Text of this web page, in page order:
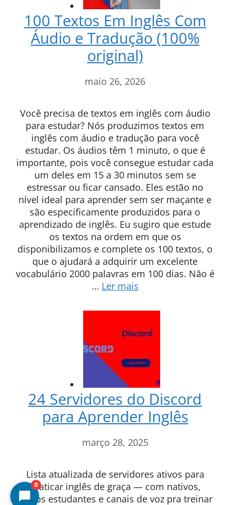
100 Textos Em Inglês Com
Áudio e Tradução (100%
original)
maio 26, 2026
Você precisa de textos em inglês com áudio
para estudar? Nós produzimos textos em
inglês com áudio e tradução para você
estudar. Os áudios têm 1 minuto, o que é
importante, pois você consegue estudar cada
um deles em 15 a 30 minutos sem se
estressar ou ficar cansado. Eles estão no
nível ideal para aprender sem ser maçante e
são especificamente produzidos para o
aprendizado de inglês. Eu sugiro que estude
os textos na ordem em que os
disponibilizamos e complete os 100 textos, o
que o ajudará a adquirir um excelente
vocabulário 2000 palavras em 100 dias. Não é
… Ler mais
24 Servidores do Discord
para Aprender Inglês
março 28, 2025
Lista atualizada de servidores ativos para
praticar inglês de graça — com nativos,
outros estudantes e canais de voz pra treinar
0